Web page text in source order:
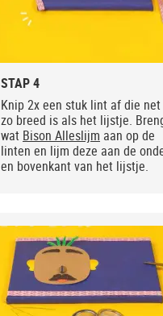
STAP 4
Knip 2x een stuk lint af die net
zo breed is als het lijstje.
wat Bison Alleslijm aan op de
linten en lijm deze aan de
en bovenkant van het lijstje.